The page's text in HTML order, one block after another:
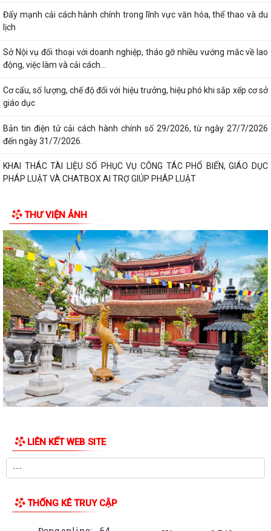
Đẩy mạnh cải cách hành chính trong lĩnh vực văn hóa, thể thao và du
lịch
Sở Nội vụ đối thoại với doanh nghiệp, tháo gỡ nhiều vướng mắc về lao
động, việc làm và cải cách...
Cơ cấu, số lượng, chế độ đối với hiệu trưởng, hiệu phó khi sắp xếp cơ sở
giáo dục
Bản tin điện tử cải cách hành chính số 29/2026, từ ngày 27/7/2026
đến ngày 31/7/2026.
KHAI THÁC TÀI LIỆU SỐ PHỤC VỤ CÔNG TÁC PHỔ BIẾN, GIÁO DỤC
PHÁP LUẬT VÀ CHATBOX AI TRỢ GIÚP PHÁP LUẬT
ĐÁNH MẤT
DUY TRÌ XỬ LÝ THƯỜNG XUYÊN, KIÊN QUYẾT KHÔNG ĐỂ TÁI LẤN
CHIẾM LÒNG ĐƯỜNG, VỈA HÈ
PHƯỜNG LÊ THANH NGHỊ: LAN TỎA HIỆU QUẢ TỪ MÔ HÌNH "NGÀY
THỨ TƯ KHÔNG HẸN" VÀ "NGÀY THỨ NĂM SẺ CHIA"
CHỦ ĐỘNG PHÒNG, CHỐNG BỆNH SỐT XUẤT HUYẾT
ĐẨY MẠNH TUYÊN TRUYỀN CÔNG TÁC DÂN SỐ TRONG TÌNH HÌNH MỚI
BAN THƯỜNG VỤ ĐẢNG ỦY PHƯỜNG LÊ THANH NGHỊ XEM XÉT, CHO Ý
KIẾN ĐỐI VỚI NHIỀU NỘI DUNG TRỌNG TÂM VỀ...
Nghị quyết Về di dời cư dân kết hợp với chỉnh trang đô thị và cải tạo,
Nghị quyết Sửa đổi, bổ sung bảng giá đất lần đầu trên địa bàn thành
phố tại Nghị quyết số...
Nghị quyết Về việc thông qua điều chỉnh, bổ sung danh mục các dự án,
THƯ VIỆN ẢNH
LIÊN KẾT WEB SITE
THỐNG KÊ TRUY CẬP